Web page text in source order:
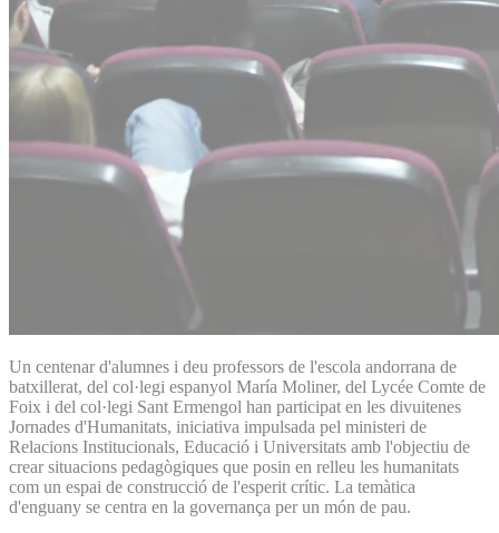
Un centenar d'alumnes i deu professors de l'escola andorrana de
batxillerat, del col·legi espanyol María Moliner, del Lycée Comte de
Foix i del col·legi Sant Ermengol han participat en les divuitenes
Jornades d'Humanitats, iniciativa impulsada pel ministeri de
Relacions Institucionals, Educació i Universitats amb l'objectiu de
crear situacions pedagògiques que posin en relleu les humanitats
com un espai de construcció de l'esperit crític. La temàtica
d'enguany se centra en la governança per un món de pau.